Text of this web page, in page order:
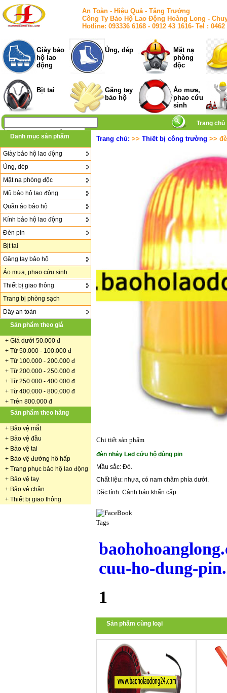
An Toàn - Hiệu Quả - Tăng Trưởng
Công Ty Bảo Hộ Lao Động Hoàng Long -
Hotline: 093336 6168 - 0912 43 1616- Tel :
Giày bảo
hộ lao
động
Ủng, dép
Mặt nạ
phòng
độc
Bịt tai
Găng tay
bảo hộ
Áo mưa,
phao cứu
sinh
Trang chủ
Danh mục sản phẩm
Giày bảo hộ lao động
Ủng, dép
Mặt nạ phòng độc
Mũ bảo hộ lao động
Quần áo bảo hộ
Kính bảo hộ lao động
Đèn pin
Bịt tai
Găng tay bảo hộ
Áo mưa, phao cứu sinh
Thiết bị giao thông
Trang bị phòng sạch
Dây an toàn
Sản phẩm theo giá
+ Giá dưới 50.000 đ
+ Từ 50.000 - 100.000 đ
+ Từ 100.000 - 200.000 đ
+ Từ 200.000 - 250.000 đ
+ Từ 250.000 - 400.000 đ
+ Từ 400.000 - 800.000 đ
+ Trên 800.000 đ
Sản phẩm theo hãng
+ Bảo vệ mắt
+ Bảo vệ đầu
+ Bảo vệ tai
+ Bảo vệ đường hô hấp
+ Trang phục bảo hộ lao động
+ Bảo vệ tay
+ Bảo vệ chân
+ Thiết bị giao thông
Trang chủ: >> Thiết bị công trường >>
Chi tiết sản phẩm
đèn nháy Led cứu hộ dùng pin
Mầu sắc: Đỏ.
Chất liệu: nhựa, có nam châm phía dưới.
Đặc tính: Cảnh báo khẩn cấp.
Tags
cuu-ho-dung-
1
Sản phẩm cùng loại